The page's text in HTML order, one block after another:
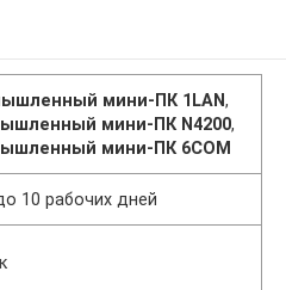
мини-ПК 1LAN,
мини-ПК N4200,
мини-ПК 6COM
10 рабочих дней